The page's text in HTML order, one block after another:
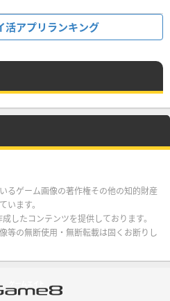
活アプリランキング
るゲーム画像の著作権その他の知的財産
います。
したコンテンツを提供しております。
等の無断使用・無断転載は固くお断りし